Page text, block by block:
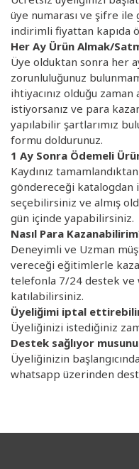
üye numarası ve şifre
indirimli fiyattan kapıda
Her Ay Ürün Almak/
Üye olduktan sonra her
zorunluluğunuz
ihtiyacınız olduğu
istiyorsanız ve para
yapılabilir şartlarımız
formu doldurunuz.
1 Ay Sonra Ödemeli
Kaydınız
göndereceği katalogdan
seçebilirsiniz ve almış
gün içinde yapabilirsiniz.
Nasıl Para
Deneyimli ve Uzman
vereceği eğitimlerle
telefonla 7/24 destek ve
katılabilirsiniz.
Üyeliğimi iptal
Üyeliğinizi istediğiniz
Destek sağlıyor
Üyeliğinizin
whatsapp üzerinden